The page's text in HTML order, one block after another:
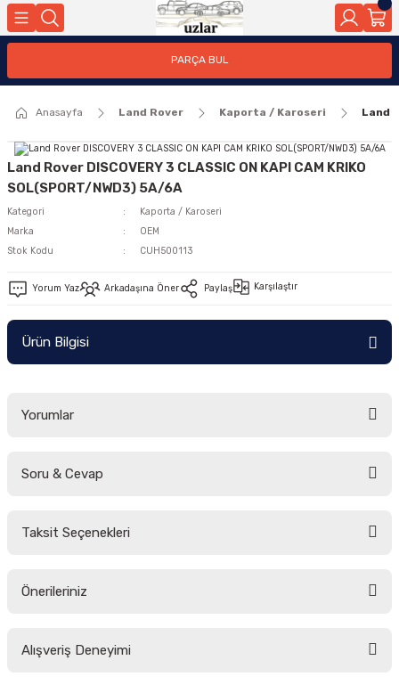
Geri Dön
PARÇA BUL
Anasayfa Land Rover Kaporta / Karoseri Land
Land Rover DISCOVERY 3 CLASSIC ON KAPI CAM KRIKO
SOL(SPORT/NWD3) 5A/6A
Kategori
Kaporta / Karoseri
Marka
OEM
Stok Kodu
CUH500113
Yorum Yaz Arkadaşına Öner Paylaş Karşılaştır
Ürün Bilgisi
Yorumlar
Soru & Cevap
Taksit Seçenekleri
Önerileriniz
yetersiz gördüğünüz noktaları öneri formunu kullanarak tarafımıza
Alışveriş Deneyimi